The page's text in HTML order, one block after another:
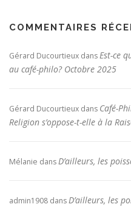
COMMENTAIRES
Gérard Ducourtieux dansEst-ce
au café-philo? Octobre 2025
Gérard Ducourtieux dans Café-
Religion s’oppose-t-elle à la
Mélanie dansD’ailleurs, les
admin1908 dansD’ailleurs, les